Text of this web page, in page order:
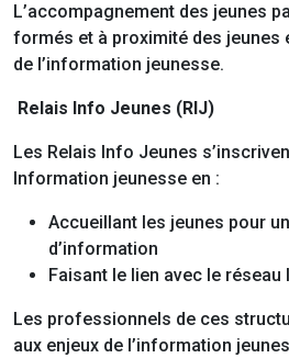
L’accompagnement des jeunes
formés et à proximité des jeunes
de l’information jeunesse.
Relais Info Jeunes (RIJ)
Les Relais Info Jeunes
Information jeunesse en :
Accueillant les jeunes pour
d’information
Faisant le lien avec le réseau
Les professionnels de ces
aux enjeux de l’information